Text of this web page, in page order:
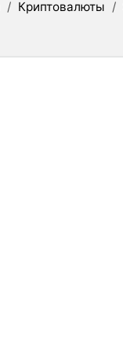
/ Криптовалюты /